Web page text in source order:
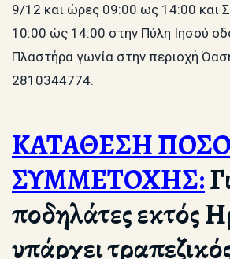
9/12 και ώρες 09:00 ως 14:00 και
10:00 ώς 14:00 στην Πύλη Ιησού
Πλαστήρα γωνία στην περιοχή
2810344774.
ΚΑΤΑΘΕΣΗ
ΣΥΜΜΕΤΟΧΗΣ:
ποδηλάτες εκτός
υπάρχει